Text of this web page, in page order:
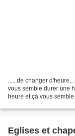
......de changer
vous semble durer une
heure et çà vous
Eglises et